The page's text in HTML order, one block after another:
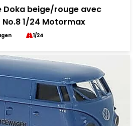
Doka beige/rouge avec
1/24 Motormax
1/24